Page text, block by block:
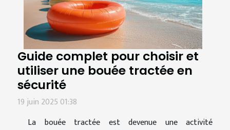
Guide complet pour choisir et
utiliser une bouée tractée en
sécurité
19 juin 2025 01:38
La bouée tractée est devenue une activité